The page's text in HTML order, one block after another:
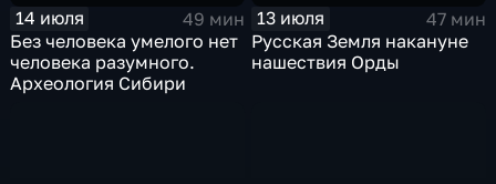
14 июля
49 мин
Без человека умелого нет
человека разумного.
Археология Сибири
13 июля
47 мин
Русская Земля накануне
нашествия Орды